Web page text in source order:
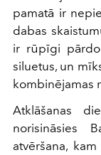
pamatā ir
dabas
ir rūpīgi
siluetus, un
kombinējamas
Atklāšanas
norisināsies
atvēršana,